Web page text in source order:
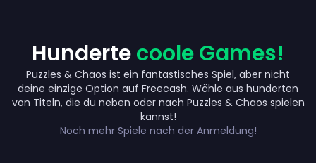
Hundertecoole Games!
Puzzles & Chaos ist ein fantastisches Spiel, aber nicht
deine einzige Option auf Freecash. Wähle aus hunderten
von Titeln, die du neben oder nach Puzzles & Chaos spielen
kannst!
Noch mehr Spiele nach der Anmeldung!